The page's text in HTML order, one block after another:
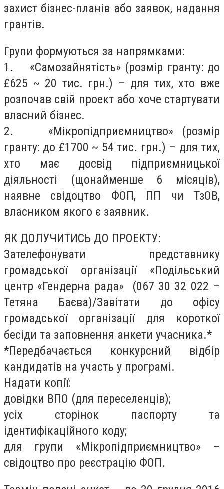
захист бізнес-планів або заявок, надання
грантів.
Групи формуються за напрямками:
1. «Самозайнятість» (розмір гранту: до
£625 ~ 20 тис. грн.) – для тих, хто вже
розпочав свій проект або хоче стартувати
власний бізнес.
2. «Мікропідприємництво» (розмір
гранту: до £1700 ~ 54 тис. грн.) – для тих,
хто має досвід підприємницької
діяльності (щонайменше 6 місяців),
наявне свідоцтво ФОП, ПП чи ТзОВ,
власником якого є заявник.
ЯК ДОЛУЧИТИСЬ ДО ПРОЕКТУ:
Зателефонувати представнику
громадської організації «Подільський
центр «Гендерна рада» (067 30 32 022 –
Тетяна Баєва)/Завітати до офісу
громадської організації для короткої
бесіди та заповнення анкети учасника.*
*Передбачається конкурсний відбір
кандидатів на участь у програмі.
Надати копії:
довідки ВПО (для переселенців);
усіх сторінок паспорту та
ідентифікаційного коду;
для групи «Мікропідприємництво» –
свідоцтво про реєстрацію ФОП.